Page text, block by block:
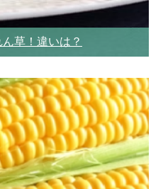
草！違いは？